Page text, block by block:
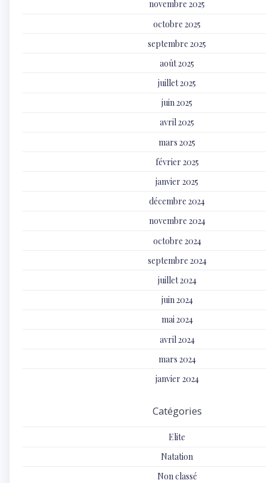
novembre 2025
octobre 2025
septembre 2025
août 2025
juillet 2025
juin 2025
avril 2025
mars 2025
février 2025
janvier 2025
décembre 2024
novembre 2024
octobre 2024
septembre 2024
juillet 2024
juin 2024
mai 2024
avril 2024
mars 2024
janvier 2024
Catégories
Elite
Natation
Non classé